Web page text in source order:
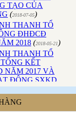
(2018-07-05)
THANH TỔ
ĐHĐCĐ
2018 (2018-05-21
THANH TỔ
KẾT
2017 VÀ
ĐỘNG SXKD
)
TỔ CHỨC
HỘI NHIỆM